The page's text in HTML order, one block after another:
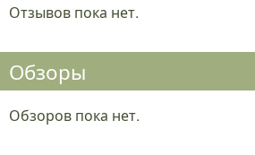
Отзывов пока нет.
Обзоры
Обзоров пока нет.